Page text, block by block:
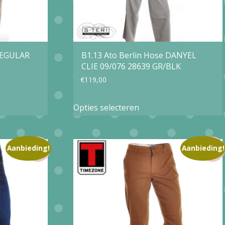
B1.13 Ato Berlin Hose DANYEL
CLIE 09/076 28639 GR/BLK
€119,00
Opties selecteren
product
meerdere
variaties.
Deze
optie
kan
Aanbieding! Aanbieding!